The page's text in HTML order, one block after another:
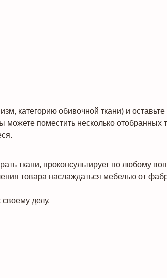
категорию обивочной ткани) и оставьте
поместить несколько отобранных
ткани, проконсультирует по любому
товара наслаждаться мебелью от
делу.